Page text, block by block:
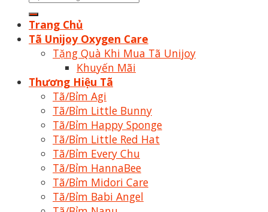
kiếm:
Trang Chủ
Tã Unijoy Oxygen Care
Tặng Quà Khi Mua Tã Unijoy
Khuyến Mãi
Thương Hiệu Tã
Tã/Bỉm Agi
Tã/Bỉm Little Bunny
Tã/Bỉm Happy Sponge
Tã/Bỉm Little Red Hat
Tã/Bỉm Every Chu
Tã/Bỉm HannaBee
Tã/Bỉm Midori Care
Tã/Bỉm Babi Angel